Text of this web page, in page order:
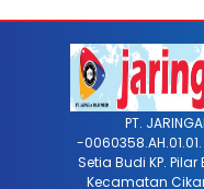
PT.
-
Setia Budi KP.
Kecamatan